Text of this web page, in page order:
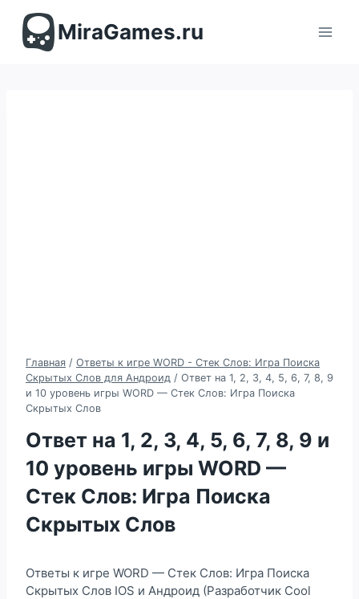
содержимомуMiraGames.ru
Главная / Ответы к игре WORD - Стек Слов: Игра Поиска
Скрытых Слов для Андроид / Ответ на 1, 2, 3, 4, 5, 6, 7, 8, 9
и 10 уровень игры WORD — Стек Слов: Игра Поиска
Скрытых Слов
Ответ на 1, 2, 3, 4, 5, 6, 7, 8, 9 и
10 уровень игры WORD —
Стек Слов: Игра Поиска
Скрытых Слов
Ответы к игре WORD — Стек Слов: Игра Поиска
Скрытых Слов IOS и Андроид (Разработчик Cool